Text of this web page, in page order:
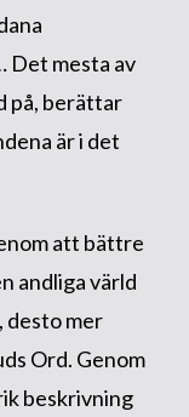
Det mesta av
på, berättar
är i det
att bättre
andliga värld
desto mer
Ord. Genom
beskrivning